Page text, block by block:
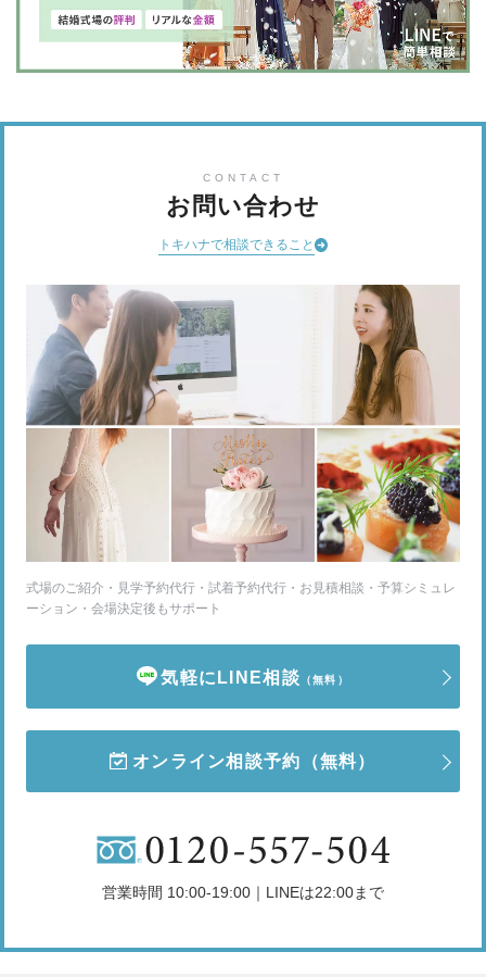
CONTACT
お問い合わせ
トキハナで相談できること
式場のご紹介・見学予約代行・試着予約代行・お見積相談・予算シミュレ
ーション・会場決定後もサポート
気軽にLINE相談 （無料）
オンライン相談予約 （無料）
営業時間 10:00-19:00｜LINEは22:00まで